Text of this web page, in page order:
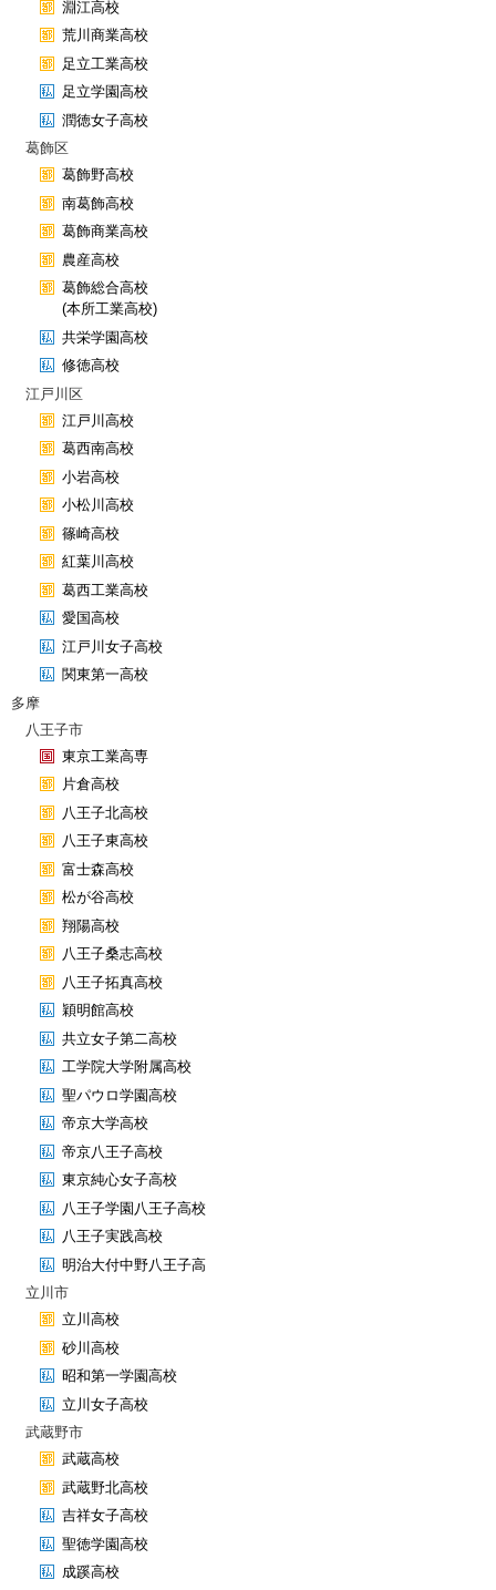
淵江高校
荒川商業高校
足立工業高校
足立学園高校
潤徳女子高校
葛飾区
葛飾野高校
南葛飾高校
葛飾商業高校
農産高校
葛飾総合高校
(本所工業高校)
共栄学園高校
修徳高校
江戸川区
江戸川高校
葛西南高校
小岩高校
小松川高校
篠崎高校
紅葉川高校
葛西工業高校
愛国高校
江戸川女子高校
関東第一高校
多摩
八王子市
東京工業高専
片倉高校
八王子北高校
八王子東高校
富士森高校
松が谷高校
翔陽高校
八王子桑志高校
八王子拓真高校
穎明館高校
共立女子第二高校
工学院大学附属高校
聖パウロ学園高校
帝京大学高校
帝京八王子高校
東京純心女子高校
八王子学園八王子高校
八王子実践高校
明治大付中野八王子高
立川市
立川高校
砂川高校
昭和第一学園高校
立川女子高校
武蔵野市
武蔵高校
武蔵野北高校
吉祥女子高校
聖徳学園高校
成蹊高校